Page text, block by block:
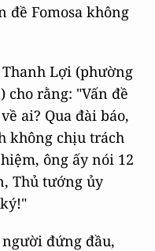
đề Fomosa không
Lợi (phường
cho rằng: "Vấn đề
ai? Qua đài báo,
không chịu trách
ông ấy nói 12
Thủ tướng ủy
đứng đầu,